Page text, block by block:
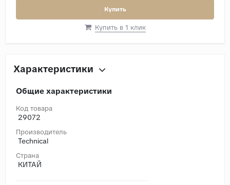
Купить
Купить в 1 клик
Характеристики
Общие характеристики
Код товара
29072
Производитель
Technical
Страна
КИТАЙ